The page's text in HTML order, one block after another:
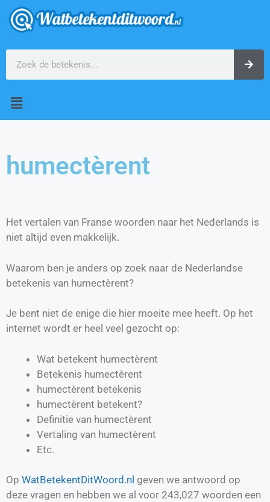
humectèrent
Het vertalen van Franse woorden naar het Nederlands is
niet altijd even makkelijk.
Waarom ben je anders op zoek naar de Nederlandse
betekenis van humectèrent?
Je bent niet de enige die hier moeite mee heeft. Op het
internet wordt er heel veel gezocht op:
Wat betekent humectèrent
Betekenis humectèrent
humectèrent betekenis
humectèrent betekent?
Definitie van humectèrent
Vertaling van humectèrent
Etc.
Op WatBetekentDitWoord.nl geven we antwoord op
deze vragen en hebben we al voor 243,027 woorden een